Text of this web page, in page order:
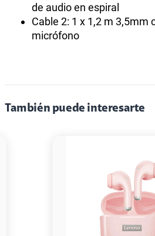
de audio en espiral
Cable 2: 1 x 1,2 m 3,5mm
micrófono
También puede interesarte